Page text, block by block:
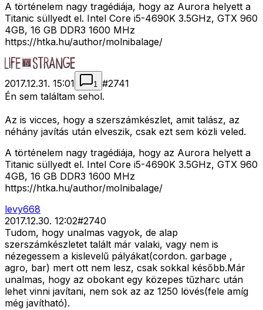
A történelem nagy tragédiája, hogy az Aurora helyett a
Titanic süllyedt el. Intel Core i5-4690K 3.5GHz, GTX 960
4GB, 16 GB DDR3 1600 MHz
https://htka.hu/author/molnibalage/
2017.12.31. 15:01 1 #2741
Én sem találtam sehol.
Az is vicces, hogy a szerszámkészlet, amit talász, az
néhány javítás után elveszik, csak ezt sem közli veled.
A történelem nagy tragédiája, hogy az Aurora helyett a
Titanic süllyedt el. Intel Core i5-4690K 3.5GHz, GTX 960
4GB, 16 GB DDR3 1600 MHz
https://htka.hu/author/molnibalage/
levy668
2017.12.30. 12:02#2740
Tudom, hogy unalmas vagyok, de alap
szerszámkészletet talált már valaki, vagy nem is
nézegessem a kislevelű pályákat(cordon. garbage ,
agro, bar) mert ott nem lesz, csak sokkal később.Már
unalmas, hogy az obokant egy közepes tűzharc után
lehet vinni javítani, nem sok az az 1250 lövés(fele amíg
még javítható).